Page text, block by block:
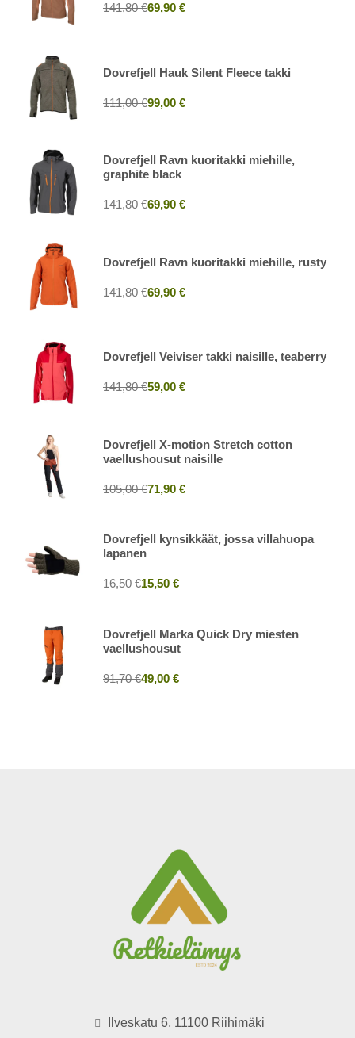
141,80 €69,90 €
Dovrefjell Hauk Silent Fleece takki
111,00 €99,00 €
Dovrefjell Ravn kuoritakki miehille,
graphite black
141,80 €69,90 €
Dovrefjell Ravn kuoritakki miehille, rusty
141,80 €69,90 €
Dovrefjell Veiviser takki naisille, teaberry
141,80 €59,00 €
Dovrefjell X-motion Stretch cotton
vaellushousut naisille
105,00 €71,90 €
Dovrefjell kynsikkäät, jossa villahuopa
lapanen
16,50 €15,50 €
Dovrefjell Marka Quick Dry miesten
vaellushousut
91,70 €49,00 €
Ilveskatu 6, 11100 Riihimäki